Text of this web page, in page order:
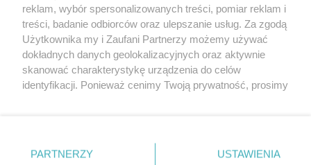
Zaloguj
Zapomniałem hasła
Copyright © 2022 Kurier Szczeciński sp. z o.o.
reklam, wybór spersonalizowanych treści, pomiar reklam i
treści, badanie odbiorców oraz ulepszanie usług. Za zgodą
Użytkownika my i Zaufani Partnerzy możemy używać
dokładnych danych geolokalizacyjnych oraz aktywnie
skanować charakterystykę urządzenia do celów
identyfikacji. Ponieważ cenimy Twoją prywatność, prosimy
prywatności znajdujący się w lewym dolnym rogu strony
. Niektóre rodzaje przetwarzania danych nie wymagają
PARTNERZY USTAWIENIA